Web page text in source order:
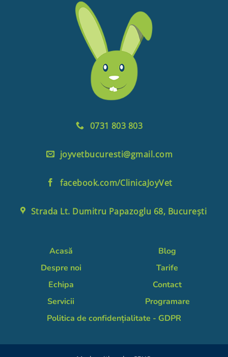
0731 803 803
joyvetbucuresti@gmail.com
facebook.com/ClinicaJoyVet
Strada Lt. Dumitru Papazoglu 68, București
Acasă
Despre noi
Echipa
Servicii
Blog
Tarife
Contact
Programare
Politica de confidențialitate - GDPR